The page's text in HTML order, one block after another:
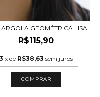
ARGOLA GEOMÉTRICA LISA
R$115,90
3 x de R$38,63 sem juros
COMPRAR